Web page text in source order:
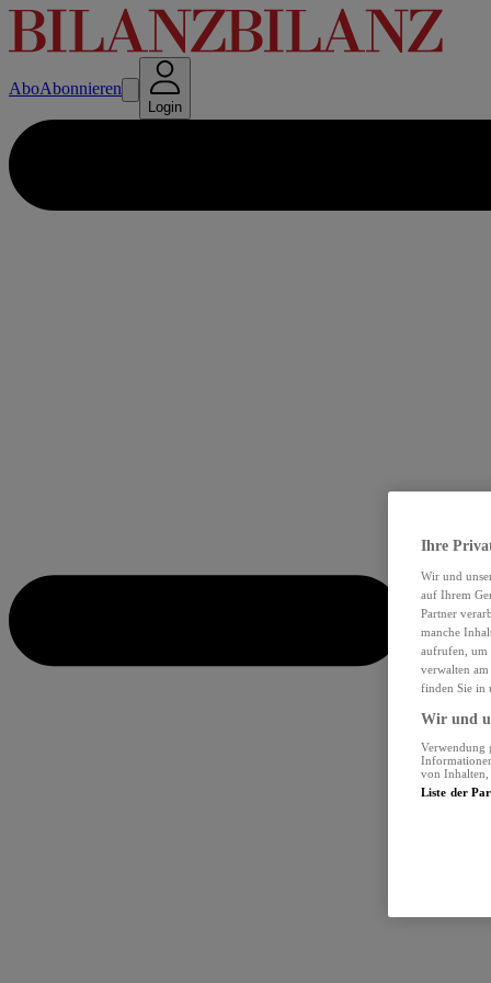
AboAbonnieren
Login
Ihre
Wir und
auf Ihrem
Partner
manche
aufrufen, um
verwalten
finden Sie in
Wir und
Verwendung
von Inhalten,
Liste der